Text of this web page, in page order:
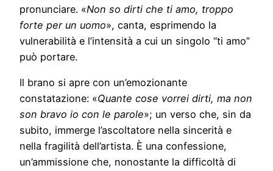
pronunciare. «Non so dirti che ti amo, troppo
forte per un uomo», canta, esprimendo la
vulnerabilità e l’intensità a cui un singolo “ti amo”
può portare.
Il brano si apre con un’emozionante
constatazione: «Quante cose vorrei dirti, ma non
son bravo io con le parole»; un verso che, sin da
subito, immerge l’ascoltatore nella sincerità e
nella fragilità dell’artista. È una confessione,
un’ammissione che, nonostante la difficoltà di